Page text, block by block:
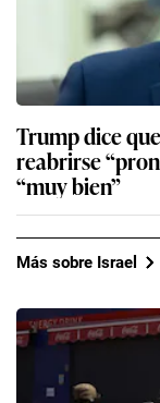
Trump dice
reabrirse
“muy bien”
Más sobre Israel